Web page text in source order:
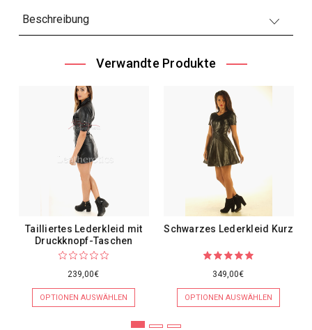
Beschreibung
Verwandte Produkte
Tailliertes Lederkleid mit
Druckknopf-Taschen
239,00€
OPTIONEN AUSWÄHLEN
Schwarzes Lederkleid Kurz
349,00€
OPTIONEN AUSWÄHLEN